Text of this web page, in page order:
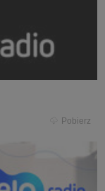
Pobierz